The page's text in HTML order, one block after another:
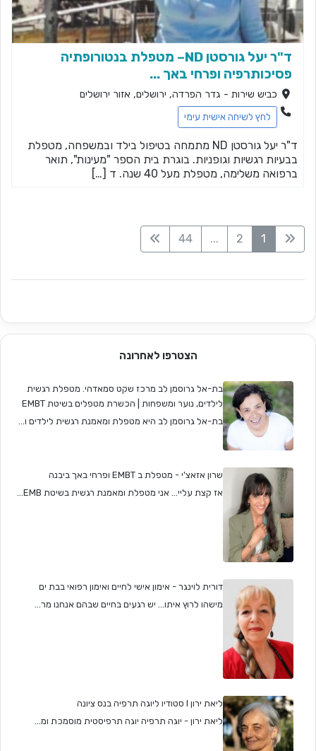
ד"ר יעל גורסטן ND– מטפלת בנטורופתיה
פסיכותרפיה ופרחי באך ...
כביש שירות - גדר הפרדה, ירושלים, אזור ירושלים
לחץ לשיחה אישית עימי
ד"ר יעל גורסטן ND מתמחה בטיפול בילד ובמשפחה, מטפלת
בבעיות רגשיות וגופניות. בוגרת בית הספר "מעינות", תואר
ברפואה משלימה, מטפלת מעל 40 שנה. ד […]
1
2
...
44
הצטרפו לאחרונה
בת-אל גרוסמן לב מרכז שקט סמאדהי. מטפלת רגשית
לילדים, נוער ומשפחות | הכשרת מטפלים בשיטת EMBT
בת-אל גרוסמן לב היא מטפלת ומאמנת רגשית לילדים ו...
שרון אזאצ'י - מטפלת ב EMBT ופרחי באך ביבנה
אז קצת עליי... אני מטפלת ומאמנת רגשית בשיטת EMB...
דורית לוינגר - אימון אישי לחיים ואימון רפואי בבת ים
מישהו לרוץ איתו... יש רגעים בחיים שבהם אנחנו מר...
ליאת ירון I סטודיו ליוגה תרפיה בנס ציונה
ליאת ירון - יוגה תרפיה יוגה תרפיסטית מוסמכת ומ...